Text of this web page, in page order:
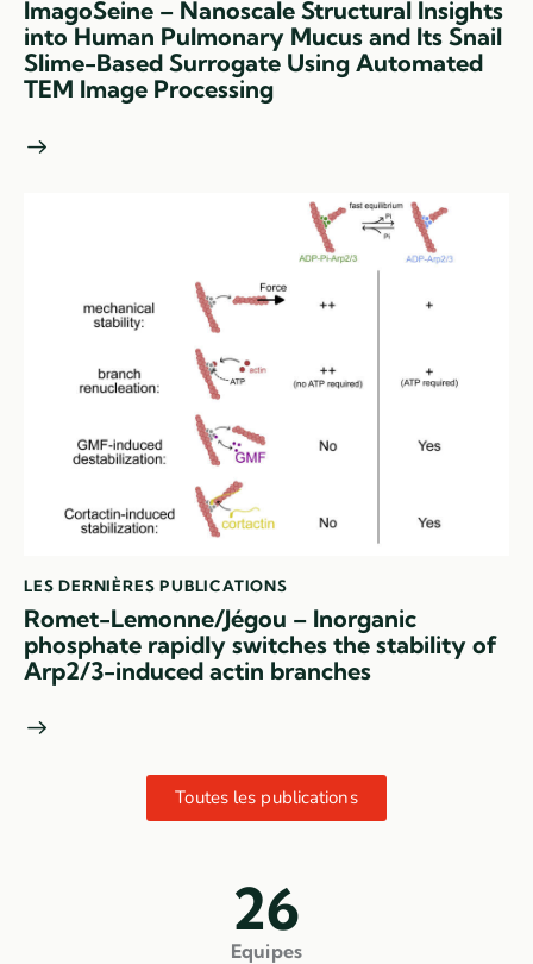
ImagoSeine – Nanoscale Structural Insights
into Human Pulmonary Mucus and Its Snail
Slime-Based Surrogate Using Automated
TEM Image Processing
LES DERNIÈRES PUBLICATIONS
Romet-Lemonne/Jégou – Inorganic
phosphate rapidly switches the stability of
Arp2/3-induced actin branches
Toutes les publications
Equipes
26